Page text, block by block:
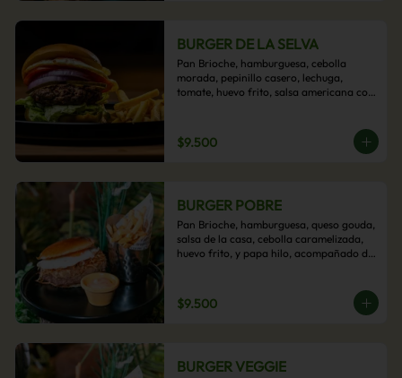
BURGER DE LA SELVA
Pan Brioche, hamburguesa, cebolla
morada, pepinillo casero, lechuga,
tomate, huevo frito, salsa americana con
$9.500
BURGER POBRE
Pan Brioche, hamburguesa, queso gouda,
salsa de la casa, cebolla caramelizada,
huevo frito, y papa hilo, acompañado de
$9.500
BURGER VEGGIE